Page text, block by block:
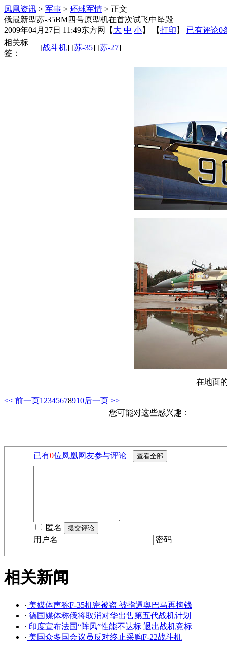
凤凰资讯 > 军事 > 环球军情 > 正文
俄最新型苏-35BM四号原型机在首次试飞中坠毁
2009年04月27日 11:49东方网 【 大 中 小】 【打印 】 已有评论0
相关标
签：
[战斗机] [苏-35] [苏-27]
在地面
<< 前一页1 2345678910后一页 >>
您可能对这些感兴趣：
已有0位凤凰网友参与评论
匿名
用户名
密码
相关新闻
· 美媒体声称F-35机密被盗 被指逼奥巴马再掏钱
· 德国媒体称俄将取消对华出售第五代战机计划
· 印度宣布法国“阵风”性能不达标 退出战机竞标
· 美国众多国会议员反对终止采购F-22战斗机